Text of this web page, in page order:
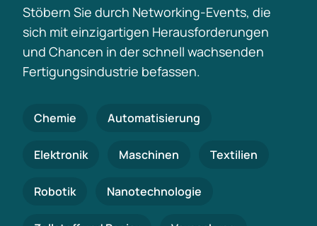
Stöbern Sie durch Networking-Events, die
sich mit einzigartigen Herausforderungen
und Chancen in der schnell wachsenden
Fertigungsindustrie befassen.
Chemie Automatisierung
Elektronik Maschinen Textilien
Robotik Nanotechnologie